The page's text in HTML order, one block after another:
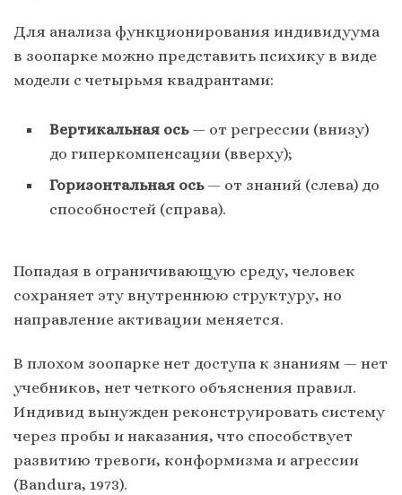
Для анализа функционирования индивидуума
в зоопарке можно представить психику в виде
модели с четырьмя квадрантами:
Вертикальная ось— от регрессии (внизу)
до гиперкомпенсации (вверху);
Горизонтальная ось— от знаний (слева) до
способностей (справа).
Попадая в ограничивающую среду, человек
сохраняет эту внутреннюю структуру, но
направление активации меняется.
В плохом зоопарке нет доступа к знаниям — нет
учебников, нет четкого объяснения правил.
Индивид вынужден реконструировать систему
через пробы и наказания, что способствует
развитию тревоги, конформизма и агрессии
(Bandura, 1973).